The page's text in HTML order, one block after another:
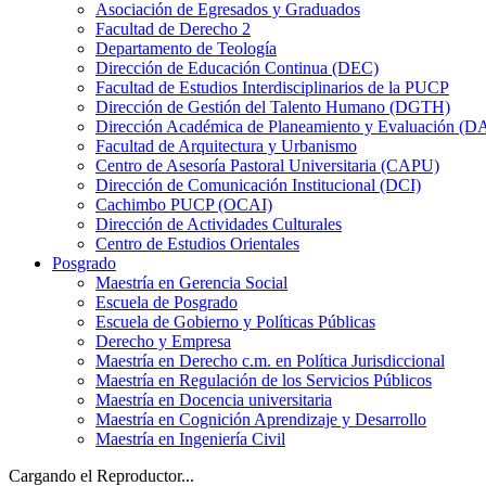
Asociación de Egresados y Graduados
Facultad de Derecho 2
Departamento de Teología
Dirección de Educación Continua (DEC)
Facultad de Estudios Interdisciplinarios de la PUCP
Dirección de Gestión del Talento Humano (DGTH)
Dirección Académica de Planeamiento y Evaluación
Facultad de Arquitectura y Urbanismo
Centro de Asesoría Pastoral Universitaria (CAPU)
Dirección de Comunicación Institucional (DCI)
Cachimbo PUCP (OCAI)
Dirección de Actividades Culturales
Centro de Estudios Orientales
Posgrado
Maestría en Gerencia Social
Escuela de Posgrado
Escuela de Gobierno y Políticas Públicas
Derecho y Empresa
Maestría en Derecho c.m. en Política Jurisdiccional
Maestría en Regulación de los Servicios Públicos
Maestría en Docencia universitaria
Maestría en Cognición Aprendizaje y Desarrollo
Maestría en Ingeniería Civil
Cargando el Reproductor...